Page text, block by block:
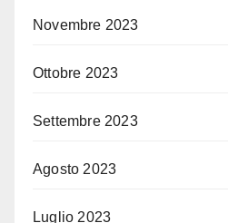
Novembre 2023
Ottobre 2023
Settembre 2023
Agosto 2023
Luglio 2023